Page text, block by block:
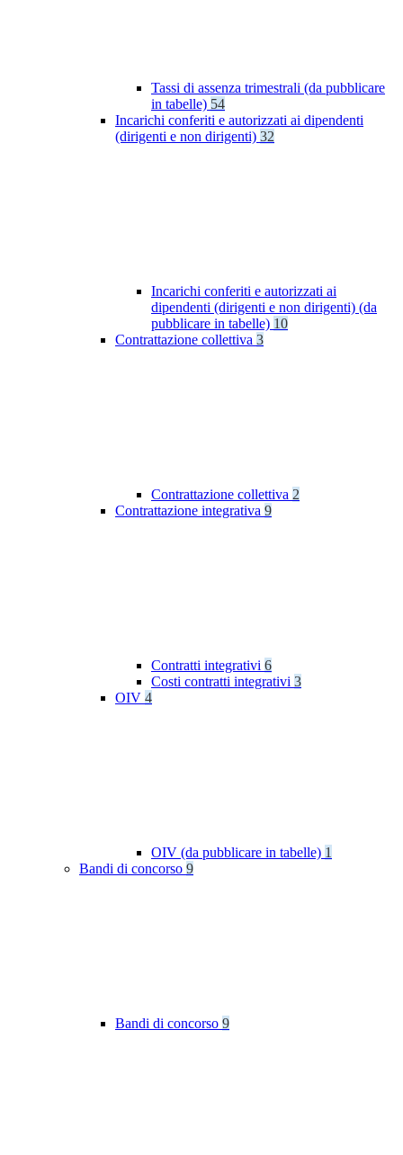
Tassi di assenza trimestrali (da pubblicare
in tabelle) 54
Incarichi conferiti e autorizzati ai dipendenti
(dirigenti e non dirigenti) 32
Incarichi conferiti e autorizzati ai
dipendenti (dirigenti e non dirigenti) (da
pubblicare in tabelle) 10
Contrattazione collettiva 3
Contrattazione collettiva 2
Contrattazione integrativa 9
Contratti integrativi 6
Costi contratti integrativi 3
OIV 4
OIV (da pubblicare in tabelle) 1
Bandi di concorso 9
Bandi di concorso 9